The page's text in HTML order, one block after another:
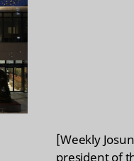
[Weekly
president of